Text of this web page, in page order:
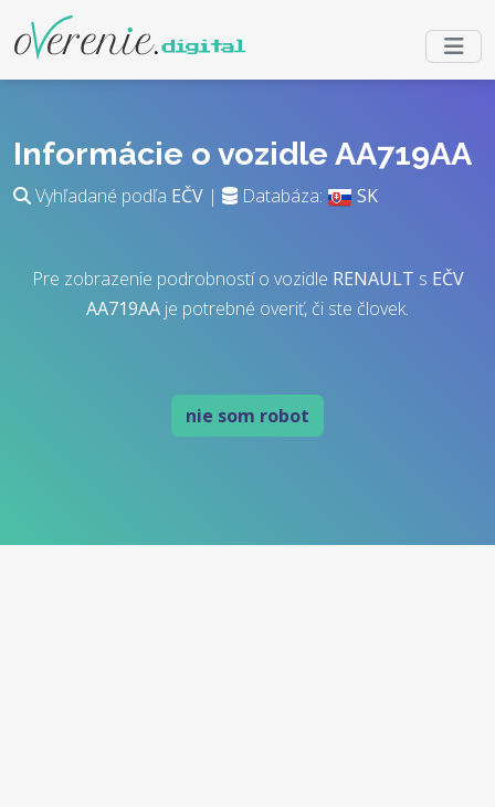
Informácie o vozidle AA719AA
Vyhľadané podľa EČV | Databáza: SK
Pre zobrazenie podrobností o vozidle RENAULT s EČV
AA719AA je potrebné overiť, či ste človek.
nie som robot